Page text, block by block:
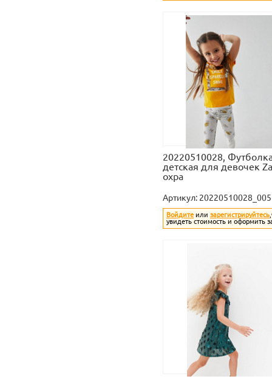
20220510028,
детская для девочек
охра
Артикул:
Войдите или зарегистрируйтесь
увидеть стоимость и оформить